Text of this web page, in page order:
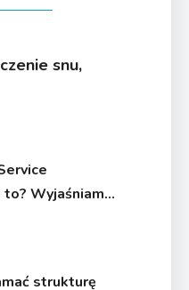
snu,
Wyjaśniamy i
strukturę